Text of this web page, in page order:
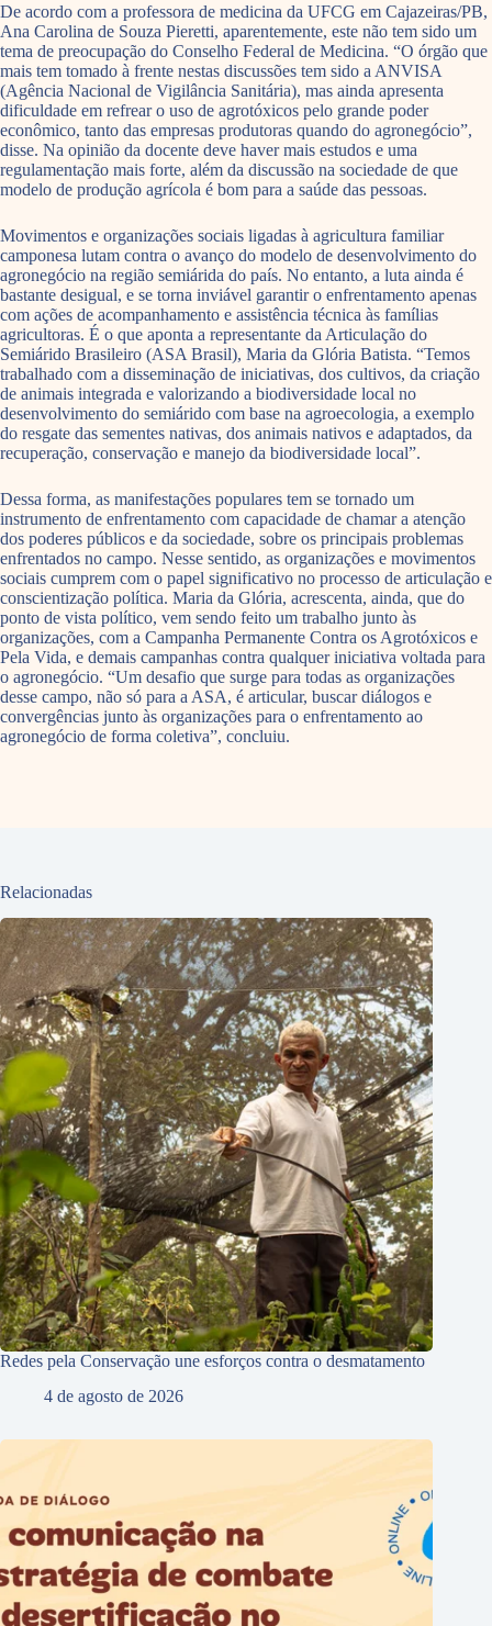
De acordo com a professora de medicina da UFCG em Cajazeiras/PB,
Ana Carolina de Souza Pieretti, aparentemente, este não tem sido um
tema de preocupação do Conselho Federal de Medicina. “O órgão que
mais tem tomado à frente nestas discussões tem sido a ANVISA
(Agência Nacional de Vigilância Sanitária), mas ainda apresenta
dificuldade em refrear o uso de agrotóxicos pelo grande poder
econômico, tanto das empresas produtoras quando do agronegócio”,
disse. Na opinião da docente deve haver mais estudos e uma
regulamentação mais forte, além da discussão na sociedade de que
modelo de produção agrícola é bom para a saúde das pessoas.
Movimentos e organizações sociais ligadas à agricultura familiar
camponesa lutam contra o avanço do modelo de desenvolvimento do
agronegócio na região semiárida do país. No entanto, a luta ainda é
bastante desigual, e se torna inviável garantir o enfrentamento apenas
com ações de acompanhamento e assistência técnica às famílias
agricultoras. É o que aponta a representante da Articulação do
Semiárido Brasileiro (ASA Brasil), Maria da Glória Batista. “Temos
trabalhado com a disseminação de iniciativas, dos cultivos, da criação
de animais integrada e valorizando a biodiversidade local no
desenvolvimento do semiárido com base na agroecologia, a exemplo
do resgate das sementes nativas, dos animais nativos e adaptados, da
recuperação, conservação e manejo da biodiversidade local”.
Dessa forma, as manifestações populares tem se tornado um
instrumento de enfrentamento com capacidade de chamar a atenção
dos poderes públicos e da sociedade, sobre os principais problemas
enfrentados no campo. Nesse sentido, as organizações e movimentos
sociais cumprem com o papel significativo no processo de articulação e
conscientização política. Maria da Glória, acrescenta, ainda, que do
ponto de vista político, vem sendo feito um trabalho junto às
organizações, com a Campanha Permanente Contra os Agrotóxicos e
Pela Vida, e demais campanhas contra qualquer iniciativa voltada para
o agronegócio. “Um desafio que surge para todas as organizações
desse campo, não só para a ASA, é articular, buscar diálogos e
convergências junto às organizações para o enfrentamento ao
agronegócio de forma coletiva”, concluiu.
Relacionadas
Redes pela Conservação une esforços contra o desmatamento
4 de agosto de 2026